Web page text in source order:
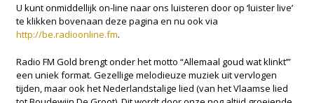
U kunt onmiddellijk on-line naar ons luisteren door op ‘luister live’
te klikken bovenaan deze pagina en nu ook via
http://be.radioonline.fm.
Radio FM Gold brengt onder het motto “Allemaal goud wat klinkt’”
een uniek format. Gezellige melodieuze muziek uit vervlogen
tijden, maar ook het Nederlandstalige lied (van het Vlaamse lied